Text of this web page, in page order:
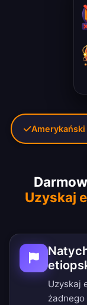
Uzyskaj
Uzyskaj